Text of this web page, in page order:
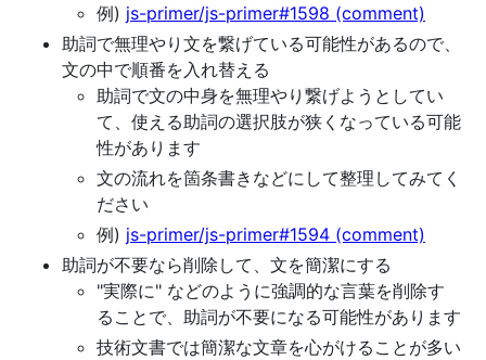
例) js-primer/js-primer#1598 (comment)
助詞で無理やり文を繋げている可能性があるので、
文の中で順番を入れ替える
助詞で文の中身を無理やり繋げようとしてい
て、使える助詞の選択肢が狭くなっている可能
性があります
文の流れを箇条書きなどにして整理してみてく
ださい
例) js-primer/js-primer#1594 (comment)
助詞が不要なら削除して、文を簡潔にする
"実際に" などのように強調的な言葉を削除す
ることで、助詞が不要になる可能性があります
技術文書では簡潔な文章を心がけることが多い